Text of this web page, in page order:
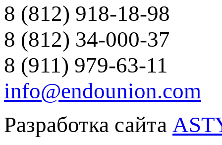
8 (812) 918-18-98
8 (812) 34-000-37
8 (911) 979-63-11
info@endounion.com
Разработка сайта